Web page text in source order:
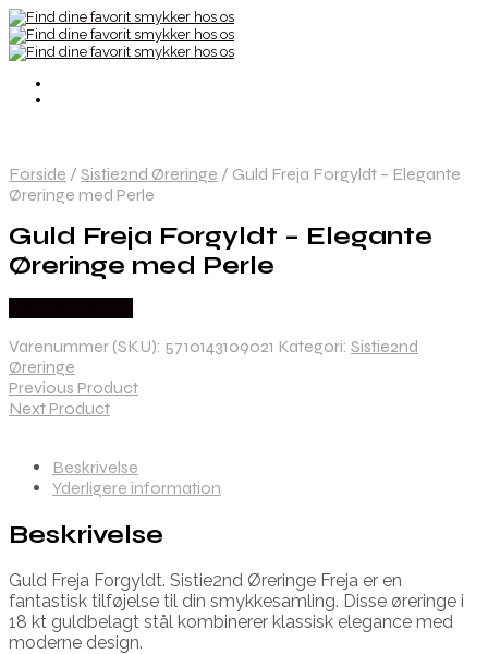
Forside / Sistie2nd Øreringe / Guld Freja Forgyldt – Elegante
Øreringe med Perle
Guld Freja Forgyldt – Elegante
Øreringe med Perle
Varenummer (SKU): 5710143109021 Kategori: Sistie2nd
Øreringe
Previous Product
Next Product
Beskrivelse
Yderligere information
Beskrivelse
Guld Freja Forgyldt. Sistie2nd Øreringe Freja er en
fantastisk tilføjelse til din smykkesamling. Disse øreringe i
18 kt guldbelagt stål kombinerer klassisk elegance med
moderne design.